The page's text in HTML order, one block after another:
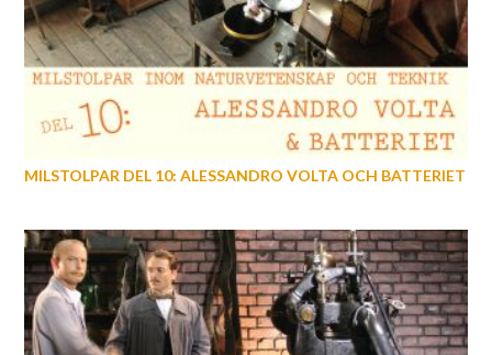
MILSTOLPAR DEL 10: ALESSANDRO VOLTA OCH BATTERIET